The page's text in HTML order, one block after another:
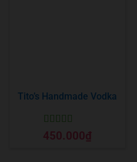
Tito’s Handmade Vodka
Được xếp
hạng55 sao
450.000₫